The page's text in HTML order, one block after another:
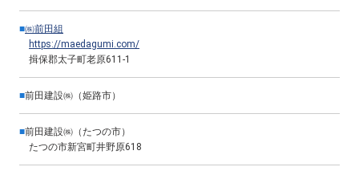
■㈱前田組
https://maedagumi.com/
揖保郡太子町老原611-1
■前田建設㈱（姫路市）
■前田建設㈱（たつの市）
たつの市新宮町井野原618